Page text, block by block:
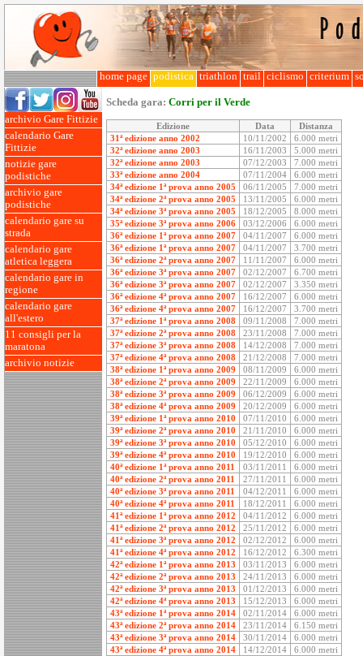
home page podistica triathlon trail ciclismo criterium
archivio Gare Fittizie
calendario Gare
Fittizie
notizie gare
podistiche
archivio gare
podistiche
calendario gare su
strada
calendario gare
atletica leggera
calendario gare in
regione
calendario gare
all'estero
11 consigli per la
maratona
archivio notizie
Scheda gara: Corri per il Verde
Edizione Data
Distanza
31ª edizione anno 2002
10/11/2002
6.000 metri
32ª edizione anno 2003
16/11/2003
5.000 metri
32ª edizione anno 2003
07/12/2003
7.000 metri
33ª edizione anno 2004
07/11/2004
6.000 metri
34ª edizione 1ª prova anno 2005
06/11/2005
7.000 metri
34ª edizione 2ª prova anno 2005
13/11/2005
6.000 metri
34ª edizione 3ª prova anno 2005
18/12/2005
8.000 metri
35ª edizione 3ª prova anno 2006
03/12/2006
6.000 metri
36ª edizione 1ª prova anno 2007
04/11/2007
6.000 metri
36ª edizione 1ª prova anno 2007
04/11/2007
3.700 metri
36ª edizione 2ª prova anno 2007
11/11/2007
6.000 metri
36ª edizione 3ª prova anno 2007
02/12/2007
6.700 metri
36ª edizione 3ª prova anno 2007
02/12/2007
3.350 metri
36ª edizione 4ª prova anno 2007
16/12/2007
6.000 metri
36ª edizione 4ª prova anno 2007
16/12/2007
3.700 metri
37ª edizione 1ª prova anno 2008
09/11/2008
7.000 metri
37ª edizione 2ª prova anno 2008
23/11/2008
7.000 metri
37ª edizione 3ª prova anno 2008
14/12/2008
7.000 metri
37ª edizione 4ª prova anno 2008
21/12/2008
7.000 metri
38ª edizione 1ª prova anno 2009
08/11/2009
6.000 metri
38ª edizione 2ª prova anno 2009
22/11/2009
6.000 metri
38ª edizione 3ª prova anno 2009
06/12/2009
6.000 metri
38ª edizione 4ª prova anno 2009
20/12/2009
6.000 metri
39ª edizione 1ª prova anno 2010
07/11/2010
6.000 metri
39ª edizione 2ª prova anno 2010
21/11/2010
6.000 metri
39ª edizione 3ª prova anno 2010
05/12/2010
6.000 metri
39ª edizione 4ª prova anno 2010
19/12/2010
6.000 metri
40ª edizione 1ª prova anno 2011
03/11/2011
6.000 metri
40ª edizione 2ª prova anno 2011
27/11/2011
6.000 metri
40ª edizione 3ª prova anno 2011
04/12/2011
6.000 metri
40ª edizione 4ª prova anno 2011
18/12/2011
6.000 metri
41ª edizione 1ª prova anno 2012
04/11/2012
6.000 metri
41ª edizione 2ª prova anno 2012
25/11/2012
6.000 metri
41ª edizione 3ª prova anno 2012
02/12/2012
6.000 metri
41ª edizione 4ª prova anno 2012
16/12/2012
6.300 metri
42ª edizione 1ª prova anno 2013
03/11/2013
6.000 metri
42ª edizione 2ª prova anno 2013
24/11/2013
6.000 metri
42ª edizione 3ª prova anno 2013
01/12/2013
6.000 metri
42ª edizione 4ª prova anno 2013
15/12/2013
6.000 metri
43ª edizione 1ª prova anno 2014
02/11/2014
6.000 metri
43ª edizione 2ª prova anno 2014
23/11/2014
6.150 metri
43ª edizione 3ª prova anno 2014
30/11/2014
6.000 metri
43ª edizione 4ª prova anno 2014
14/12/2014
6.000 metri